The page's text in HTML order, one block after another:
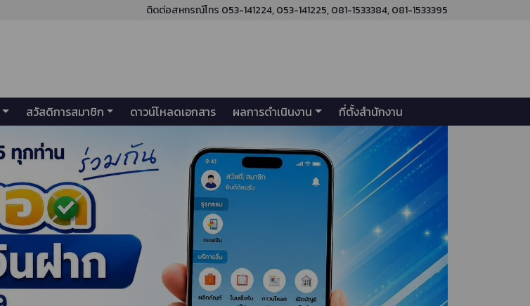
ติดต่อสหกรณ์โทร 053-141224, 053-141225, 081-1533384, 081-1533395
สวัสดิการสมาชิก ดาวน์โหลดเอกสาร ผลการดำเนินงาน ที่ตั้งสำนักงาน